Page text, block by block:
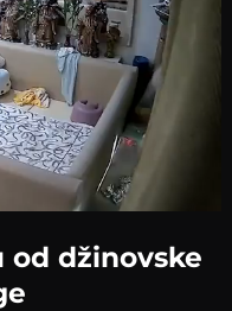
od džinovske